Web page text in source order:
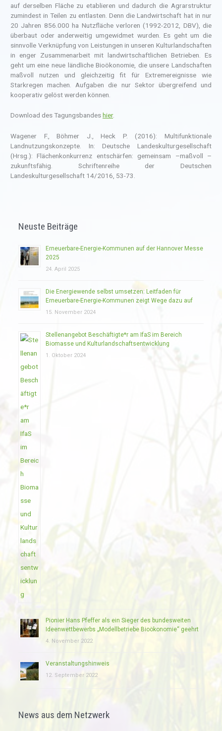
auf derselben Fläche zu etablieren und dadurch die Agrarstruktur
zumindest in Teilen zu entlasten. Denn die Landwirtschaft hat in nur
20 Jahren 856.000 ha Nutzfläche verloren (1992-2012, DBV), die
überbaut oder anderweitig umgewidmet wurden. Es geht um die
sinnvolle Verknüpfung von Leistungen in unseren Kulturlandschaften
in enger Zusammenarbeit mit landwirtschaftlichen Betrieben. Es
geht um eine neue ländliche Bioökonomie, die unsere Landschaften
maßvoll nutzen und gleichzeitig fit für Extremereignisse wie
Starkregen machen. Aufgaben die nur Sektor übergreifend und
kooperativ gelöst werden können.
Download des Tagungsbandeshier.
Wagener F., Böhmer J., Heck P. (2016): Multifunktionale
Landnutzungskonzepte. In: Deutsche Landeskulturgesellschaft
(Hrsg.): Flächenkonkurrenz entschärfen: gemeinsam –maßvoll –
zukunftsfähig. Schriftenreihe der Deutschen
Landeskulturgesellschaft 14/2016, 53-73.
Neuste Beiträge
Erneuerbare-Energie-Kommunen auf der Hannover Messe
2025
24. April 2025
Die Energiewende selbst umsetzen: Leitfaden für
Erneuerbare-Energie-Kommunen zeigt Wege dazu auf
15. November 2024
Stellenangebot Beschäftigte*r am IfaS im Bereich
Biomasse und Kulturlandschaftsentwicklung
1. Oktober 2024
Pionier Hans Pfeffer als ein Sieger des bundesweiten
Ideenwettbewerbs „Modellbetriebe Bioökonomie“ geehrt
4. November 2022
Veranstaltungshinweis
12. September 2022
News aus dem Netzwerk